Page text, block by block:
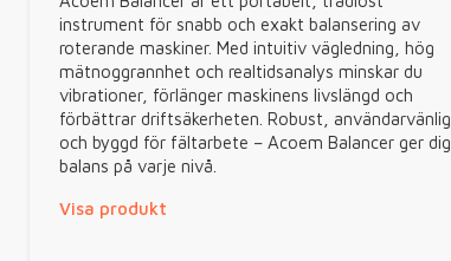
instrument för snabb och exakt balansering av
roterande maskiner. Med intuitiv vägledning, hög
mätnoggrannhet och realtidsanalys minskar du
vibrationer, förlänger maskinens livslängd och
förbättrar driftsäkerheten. Robust, användarvänlig
och byggd för fältarbete – Acoem Balancer ger dig
balans på varje nivå.
Visa produkt